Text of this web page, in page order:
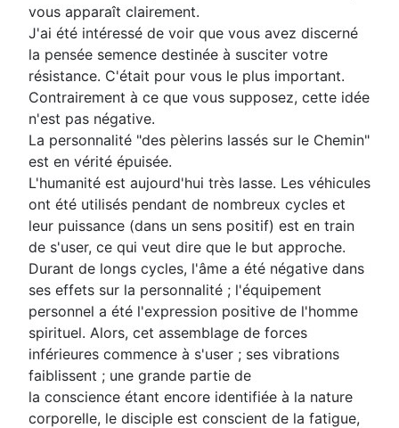
vous apparaît clairement.
J'ai été intéressé de voir que vous avez discerné
la pensée semence destinée à susciter votre
résistance. C'était pour vous le plus important.
Contrairement à ce que vous supposez, cette idée
n'est pas négative.
La personnalité "des pèlerins lassés sur le Chemin"
est en vérité épuisée.
L'humanité est aujourd'hui très lasse. Les véhicules
ont été utilisés pendant de nombreux cycles et
leur puissance (dans un sens positif) est en train
de s'user, ce qui veut dire que le but approche.
Durant de longs cycles, l'âme a été négative dans
ses effets sur la personnalité ; l'équipement
personnel a été l'expression positive de l'homme
spirituel. Alors, cet assemblage de forces
inférieures commence à s'user ; ses vibrations
faiblissent ; une grande partie de
la conscience étant encore identifiée à la nature
corporelle, le disciple est conscient de la fatigue,